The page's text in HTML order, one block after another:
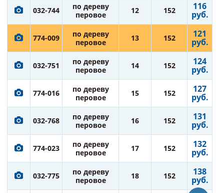
032-744
по дереву
перовое
12 152 116
руб.
774-009
по дереву
перовое
13 152 121
руб.
032-751
по дереву
перовое
14 152 124
руб.
774-016
по дереву
перовое
15 152 127
руб.
032-768
по дереву
перовое
16 152 131
руб.
774-023
по дереву
перовое
17 152 132
руб.
032-775
по дереву
перовое
18 152 138
руб.